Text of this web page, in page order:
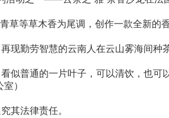
等草木香为尾调，创作一款全新的
勤劳智慧的云南人在云山雾海间种
普通的一片叶子，可以清饮，也可
）
其法律责任。